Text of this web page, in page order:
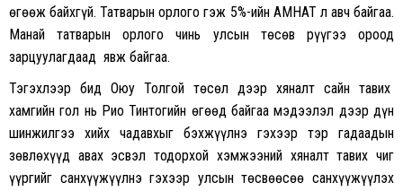
өгөөж байхгүй. Татварын орлого гэж 5%-ийн АМНАТ л авч байгаа.
Манай татварын орлого чинь улсын төсөв рүүгээ ороод
зарцуулагдаад явж байгаа.
Тэгэхлээр бид Оюу Толгой төсөл дээр хяналт сайн тавих
хамгийн гол нь Рио Тинтогийн өгөөд байгаа мэдээлэл дээр дүн
шинжилгээ хийх чадавхыг бэхжүүлнэ гэхээр тэр гадаадын
зөвлөхүүд авах эсвэл тодорхой хэмжээний хяналт тавих чиг
үүргийг санхүүжүүлнэ гэхээр улсын төсвөөсөө санхүүжүүлэх